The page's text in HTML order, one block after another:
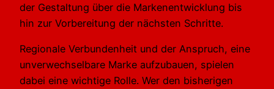
der Gestaltung über die Markenentwicklung bis
hin zur Vorbereitung der nächsten Schritte.
Regionale Verbundenheit und der Anspruch, eine
unverwechselbare Marke aufzubauen, spielen
dabei eine wichtige Rolle. Wer den bisherigen